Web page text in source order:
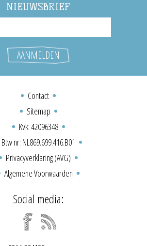
NIEUWSBRIEF
Contact
Sitemap
Kvk: 42096348
Btw nr: NL869.699.416.B01
Privacyverklaring (AVG)
Algemene Voorwaarden
Social media: